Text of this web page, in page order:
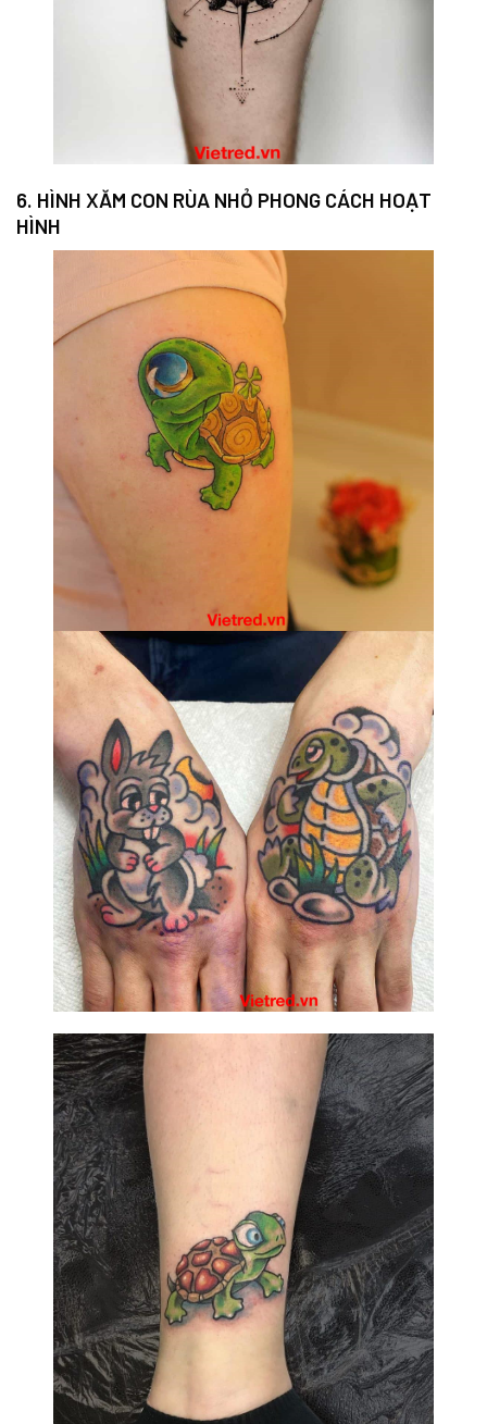
6. HÌNH XĂM CON RÙA NHỎ PHONG CÁCH HOẠT
HÌNH